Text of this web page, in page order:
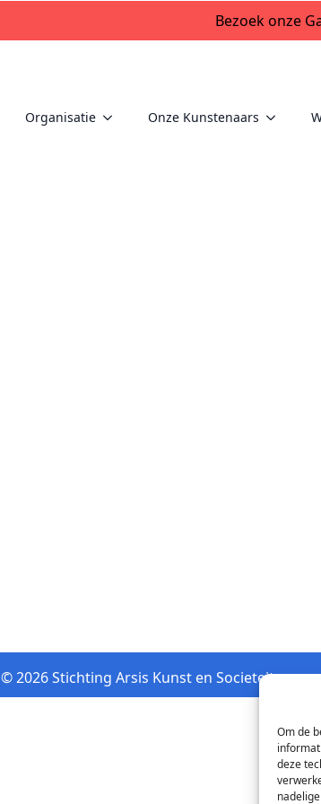
Om de
deze
Bezoek onze
Organisatie Onze Kunstenaars
© 2026 Stichting Arsis Kunst en Societeit